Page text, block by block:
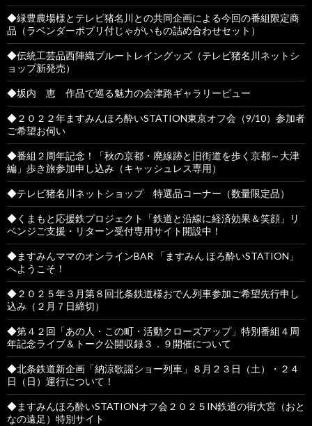
◆緑豊農場様とテレビ猪名川との共同企画による今回の番組限定商
品（ラベンダーポプリ付じゃがいもの詰め合わせセット）
◆伝統工芸品西陣織ブルートレイングッズ（テレビ猪名川ネットシ
ョップ新発売）
◆坂内 恵 作品で巡る魅力の会津路ギャラリービュー
◆２０２２年ますみんほろ酔いSTATION東京オフ会（9/10）参加者
ご希望お伺い
◆番組２周年記念！「秋の京都・廃線跡と旧街道を歩く京都～大津
編」歩き旅参加申し込み（キャッシュレス専用）
◆テレビ猪名川ネットショップ 特選品コーナー（数量限定品）
◆くまもと応援鉄プロジェクト「鉄道と沿線に経済効果＆笑顔」リ
ベンジご支援・リターン受付専用サイト開設中！
◆ますみんママのオンラインBAR 「ますみん ほろ酔いSTATION」
へようこそ！
◆２０２５年３月第８回北条鉄道様おでん列車参加ご希望先行申し
込み（２月７日締切）
◆第４２回「あの人・この町・活動クローズアップ」特別番組４周
年記念ライブ＆トーク公開収録３．９開催について
◆北条鉄道新企画「納涼歌謡ショー列車」８月２３日（土）・２４
日（日）運行について！
◆ますみんほろ酔いSTATIONオフ会２０２５IN鉄道の街大宮（おと
なの遠足）特別サイト